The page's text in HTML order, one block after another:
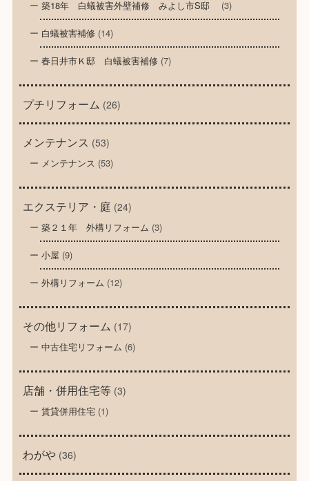
築18年 白蟻被害外壁補修 みよし市S邸 (3)
白蟻被害補修(14)
春日井市Ｋ邸 白蟻被害補修(7)
プチリフォーム (26)
メンテナンス (53)
メンテナンス (53)
エクステリア・庭 (24)
築２１年 外構リフォーム (3)
小屋 (9)
外構リフォーム (12)
その他リフォーム (17)
中古住宅リフォーム (6)
店舗・併用住宅等(3)
賃貸併用住宅(1)
わがや(36)